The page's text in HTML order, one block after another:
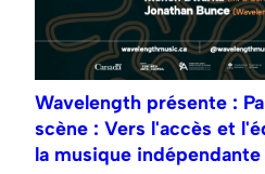
Wavelength présente :
scène : Vers l'accès et
la musique indépendante